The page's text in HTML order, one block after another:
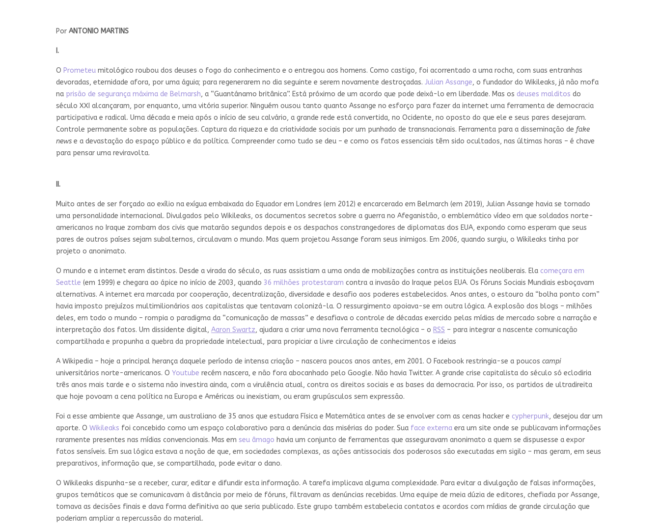
Por ANTONIO MARTINS
I.
O Prometeu mitológico roubou dos deuses o fogo do conhecimento e o entregou aos homens. Como castigo, foi acorrentado a uma rocha, com suas entranhas
devoradas, eternidade afora, por uma águia; para regenerarem no dia seguinte e serem novamente destroçadas. Julian Assange, o fundador do Wikileaks, já não mofa
na prisão de segurança máxima de Belmarsh, a “Guantánamo britânica”. Está próximo de um acordo que pode deixá-lo em liberdade. Mas os deuses malditos do
século XXI alcançaram, por enquanto, uma vitória superior. Ninguém ousou tanto quanto Assange no esforço para fazer da internet uma ferramenta de democracia
participativa e radical. Uma década e meia após o início de seu calvário, a grande rede está convertida, no Ocidente, no oposto do que ele e seus pares desejaram.
Controle permanente sobre as populações. Captura da riqueza e da criatividade sociais por um punhado de transnacionais. Ferramenta para a disseminação de fake
news e a devastação do espaço público e da política. Compreender como tudo se deu – e como os fatos essenciais têm sido ocultados, nas últimas horas – é chave
para pensar uma reviravolta.
II.
Muito antes de ser forçado ao exílio na exígua embaixada do Equador em Londres (em 2012) e encarcerado em Belmarch (em 2019), Julian Assange havia se tornado
uma personalidade internacional. Divulgados pelo Wikileaks, os documentos secretos sobre a guerra no Afeganistão, o emblemático vídeo em que soldados norte-
americanos no Iraque zombam dos civis que matarão segundos depois e os despachos constrangedores de diplomatas dos EUA, expondo como esperam que seus
pares de outros países sejam subalternos, circulavam o mundo. Mas quem projetou Assange foram seus inimigos. Em 2006, quando surgiu, o Wikileaks tinha por
projeto o anonimato.
O mundo e a internet eram distintos. Desde a virada do século, as ruas assistiam a uma onda de mobilizações contra as instituições neoliberais. Ela começara em
Seattle (em 1999) e chegara ao ápice no início de 2003, quando 36 milhões protestaram contra a invasão do Iraque pelos EUA. Os Fóruns Sociais Mundiais esboçavam
alternativas. A internet era marcada por cooperação, decentralização, diversidade e desafio aos poderes estabelecidos. Anos antes, o estouro da “bolha ponto com”
havia imposto prejuízos multimilionários aos capitalistas que tentavam colonizá-la. O ressurgimento apoiava-se em outra lógica. A explosão dos blogs – milhões
deles, em todo o mundo – rompia o paradigma da “comunicação de massas” e desafiava o controle de décadas exercido pelas mídias de mercado sobre a narração e
interpretação dos fatos. Um dissidente digital, Aaron Swartz, ajudara a criar uma nova ferramenta tecnológica – o RSS – para integrar a nascente comunicação
compartilhada e propunha a quebra da propriedade intelectual, para propiciar a livre circulação de conhecimentos e ideias
A Wikipedia – hoje a principal herança daquele período de intensa criação – nascera poucos anos antes, em 2001. O Facebook restringia-se a poucos campi
universitários norte-americanos. O Youtube recém nascera, e não fora abocanhado pelo Google. Não havia Twitter. A grande crise capitalista do século só eclodiria
três anos mais tarde e o sistema não investira ainda, com a virulência atual, contra os direitos sociais e as bases da democracia. Por isso, os partidos de ultradireita
que hoje povoam a cena política na Europa e Américas ou inexistiam, ou eram grupúsculos sem expressão.
Foi a esse ambiente que Assange, um australiano de 35 anos que estudara Física e Matemática antes de se envolver com as cenas hacker e cypherpunk, desejou dar um
aporte. O Wikileaks foi concebido como um espaço colaborativo para a denúncia das misérias do poder. Sua face externa era um site onde se publicavam informações
raramente presentes nas mídias convencionais. Mas em seu âmago havia um conjunto de ferramentas que asseguravam anonimato a quem se dispusesse a expor
fatos sensíveis. Em sua lógica estava a noção de que, em sociedades complexas, as ações antissociais dos poderosos são executadas em sigilo – mas geram, em seus
preparativos, informação que, se compartilhada, pode evitar o dano.
O Wikileaks dispunha-se a receber, curar, editar e difundir esta informação. A tarefa implicava alguma complexidade. Para evitar a divulgação de falsas informações,
grupos temáticos que se comunicavam à distância por meio de fóruns, filtravam as denúncias recebidas. Uma equipe de meia dúzia de editores, chefiada por Assange,
tomava as decisões finais e dava forma definitiva ao que seria publicado. Este grupo também estabelecia contatos e acordos com mídias de grande circulação que
poderiam ampliar a repercussão do material.